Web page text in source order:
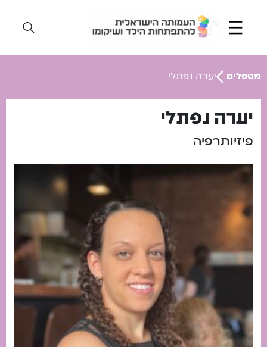
content
מטפלים יערה נפתלי
יערה נפתלי
פיזיותרפיה